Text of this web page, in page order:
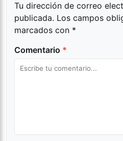
Tu dirección de correo
publicada. Los campos
marcados con *
Comentario *